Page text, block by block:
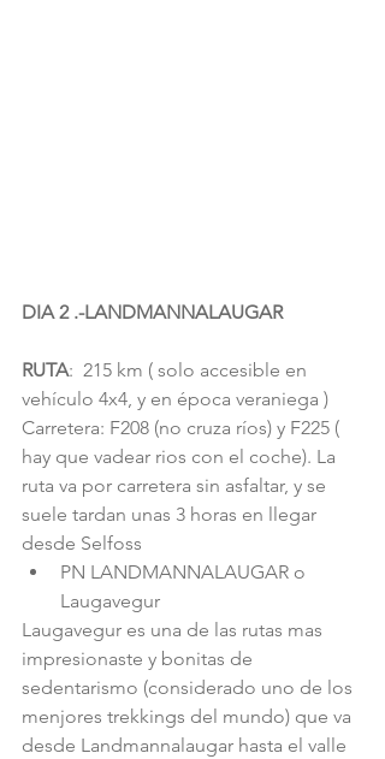
DIA 2 .-LANDMANNALAUGAR
RUTA:  215 km ( solo accesible en
vehículo 4x4, y en época veraniega )
Carretera: F208 (no cruza ríos) y F225 (
hay que vadear rios con el coche). La
ruta va por carretera sin asfaltar, y se
suele tardan unas 3 horas en llegar
desde Selfoss
PN LANDMANNALAUGAR o
Laugavegur
Laugavegur es una de las rutas mas
impresionaste y bonitas de
sedentarismo (considerado uno de los
menjores trekkings del mundo) que va
desde Landmannalaugar hasta el valle